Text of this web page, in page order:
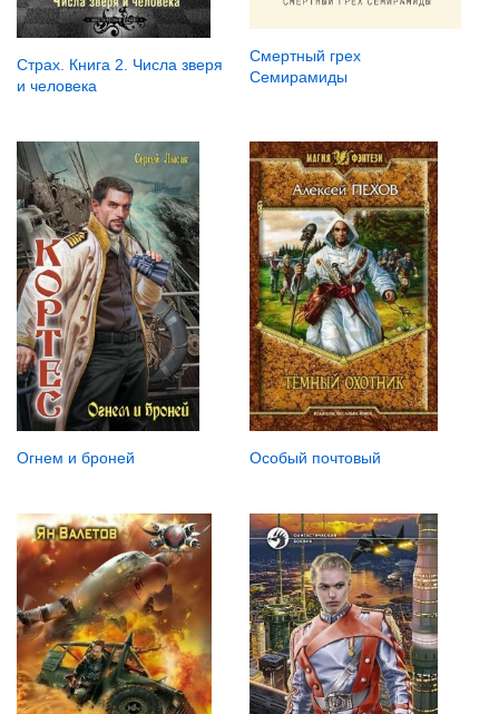
Страх. Книга 2. Числа зверя
и человека
Смертный грех
Семирамиды
Огнем и броней Особый почтовый